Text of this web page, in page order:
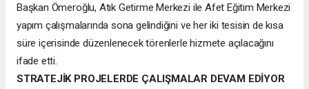
Başkan Ömeroğlu, Atık Getirme Merkezi ile Afet Eğitim Merkezi
yapım çalışmalarında sona gelindiğini ve her iki tesisin de kısa
süre içerisinde düzenlenecek törenlerle hizmete açılacağını
ifade etti.
STRATEJİK PROJELERDE ÇALIŞMALAR DEVAM EDİYOR